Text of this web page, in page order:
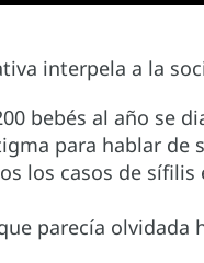
interpela a la
bebés al año se
para hablar de
los casos de
parecía olvidada